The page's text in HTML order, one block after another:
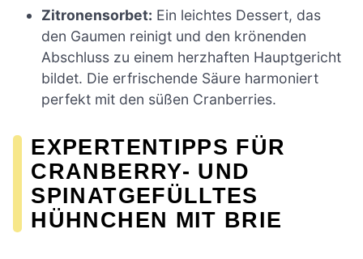
Zitronensorbet: Ein leichtes Dessert, das
den Gaumen reinigt und den krönenden
Abschluss zu einem herzhaften Hauptgericht
bildet. Die erfrischende Säure harmoniert
perfekt mit den süßen Cranberries.
EXPERTENTIPPS FÜR
CRANBERRY- UND
SPINATGEFÜLLTES
HÜHNCHEN MIT BRIE